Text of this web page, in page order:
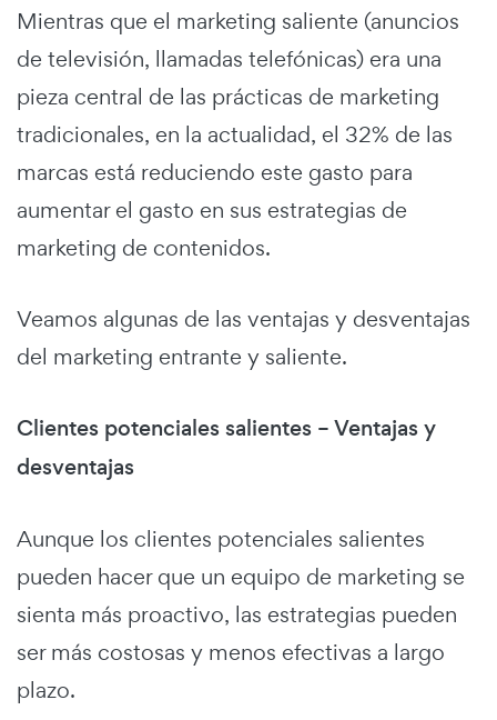
Mientras que el marketing saliente (anuncios
de televisión, llamadas telefónicas) era una
pieza central de las prácticas de marketing
tradicionales, en la actualidad, el 32% de las
marcas está reduciendo este gasto para
aumentar el gasto en sus estrategias de
marketing de contenidos.
Veamos algunas de las ventajas y desventajas
del marketing entrante y saliente.
Clientes potenciales salientes – Ventajas y
desventajas
Aunque los clientes potenciales salientes
pueden hacer que un equipo de marketing se
sienta más proactivo, las estrategias pueden
ser más costosas y menos efectivas a largo
plazo.